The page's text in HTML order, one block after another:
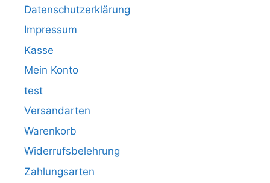
Datenschutzerklärung
Impressum
Kasse
Mein Konto
test
Versandarten
Warenkorb
Widerrufsbelehrung
Zahlungsarten